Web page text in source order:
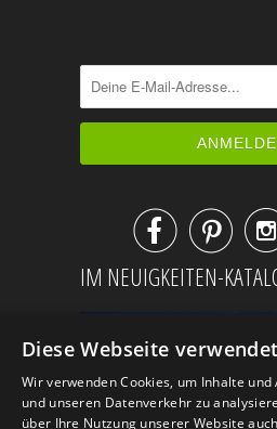

IM NEUIGKEITEN-
Diese Webseite
Wir verwenden Cookies, um Inhalte
und unseren Datenverkehr zu
über Ihre Nutzung unserer Website